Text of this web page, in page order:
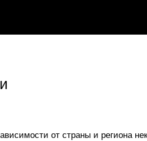
от страны и региона